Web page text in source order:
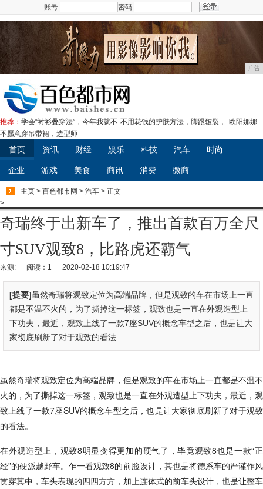
账号: 密码:
广告
推荐： 学会“衬衫叠穿法”，今年我就不 不用花钱的护肤方法，脚跟皲裂，
欧阳娜娜
不愿意穿吊带裙，造型师
首页 资讯 财经 娱乐 科技 汽车 时尚
企业 游戏 美食 商讯 消费 微商
主页 > 百色都市网 > 汽车 > 正文
>
奇瑞终于出新车了，推出首款百万全尺
寸SUV观致8，比路虎还霸气
来源: 阅读：1 2020-02-18 10:19:47
[提要]虽然奇瑞将观致定位为高端品牌，但是观致的车在市场上一直
都是不温不火的，为了撕掉这一标签，观致也是一直在外观造型上
下功夫，最近，观致上线了一款7座SUV的概念车型之后，也是让大
家彻底刷新了对于观致的看法...
虽然奇瑞将观致定位为高端品牌，但是观致的车在市场上一直都是不温不
火的，为了撕掉这一标签，观致也是一直在外观造型上下功夫，最近，观
致上线了一款7座SUV的概念车型之后，也是让大家彻底刷新了对于观致
的看法。
在外观造型上，观致8明显变得更加的硬气了，毕竟观致8也是一款“正
经”的硬派越野车。乍一看观致8的前脸设计，其也是将德系车的严谨作风
贯穿其中，车头表现的四四方方，加上连体式的前车头设计，也是让整车